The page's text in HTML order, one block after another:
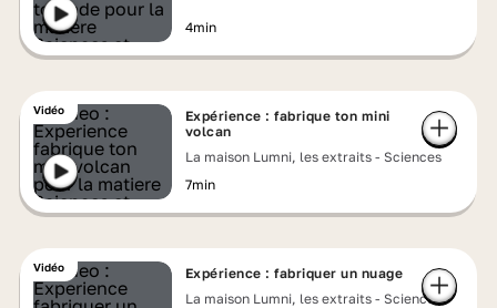
4min
Vidéo
Expérience : fabrique ton mini
volcan
La maison Lumni, les extraits - Sciences
7min
Vidéo
Expérience : fabriquer un nuage
La maison Lumni, les extraits - Sciences